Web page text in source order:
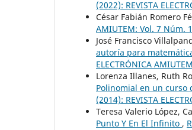
(2022): REVISTA
César Fabián Romero
AMIUTEM: Vol. 7 Núm.
José Francisco
autoría para
ELECTRÓNICA AMIUTEM
Lorenza Illanes, Ruth
Polinomial en un curso
(2014): REVISTA
Teresa Valerio López,
Punto Y En El Infinito ,